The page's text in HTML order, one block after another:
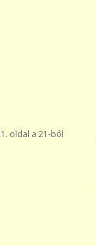
oldal a 21-ból